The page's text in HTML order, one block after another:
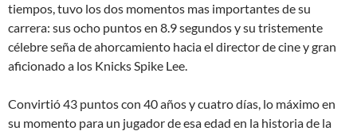
tiempos, tuvo los dos momentos mas importantes de su
carrera: sus ocho puntos en 8.9 segundos y su tristemente
célebre seña de ahorcamiento hacia el director de cine y gran
aficionado a los Knicks Spike Lee.
Convirtió 43 puntos con 40 años y cuatro días, lo máximo en
su momento para un jugador de esa edad en la historia de la